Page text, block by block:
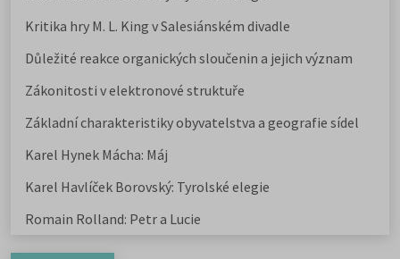
Kritika hry M. L. King v Salesiánském divadle
Důležité reakce organických sloučenin a jejich význam
Zákonitosti v elektronové struktuře
Základní charakteristiky obyvatelstva a geografie sídel
Karel Hynek Mácha: Máj
Karel Havlíček Borovský: Tyrolské elegie
Romain Rolland: Petr a Lucie